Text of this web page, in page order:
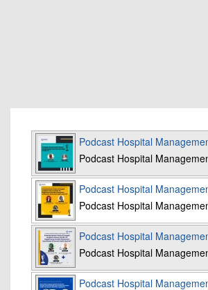
Podcast Hospital
Podcast Hospital
Podcast Hospital
Podcast Hospital
Podcast Hospital
Podcast Hospital
Podcast Hospital